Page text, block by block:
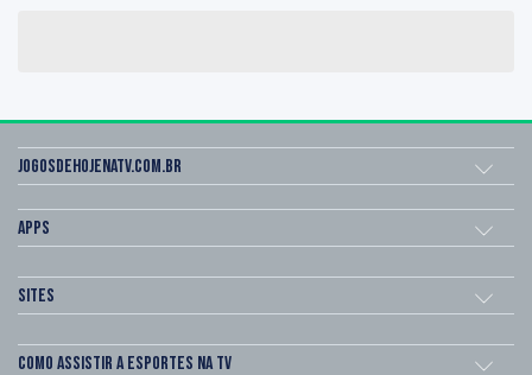
Jogosdehojenatv.com.br
Apps
Sites
Como assistir a esportes na TV